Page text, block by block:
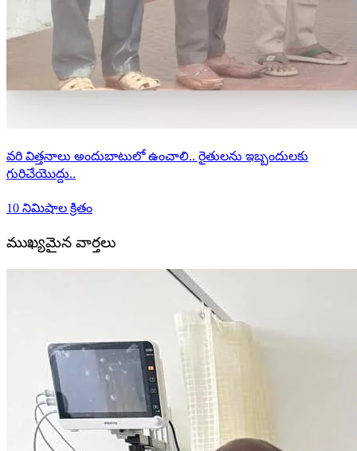
వరి విత్తనాలు అందుబాటులో ఉంచాలి.. రైతులను ఇబ్బందులకు
గురిచేయొద్దు..
10 నిమిషాల క్రితం
ముఖ్యమైన వార్తలు